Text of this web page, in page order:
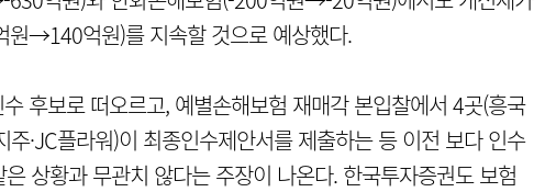
원→140억원)를 지속할 것으로 예상했다.
후보로 떠오르고, 예별손해보험 재매각 본입찰에서 4곳(흥국
주·JC플라워)이 최종인수제안서를 제출하는 등 이전 보다 인수
상황과 무관치 않다는 주장이 나온다. 한국투자증권도 보험